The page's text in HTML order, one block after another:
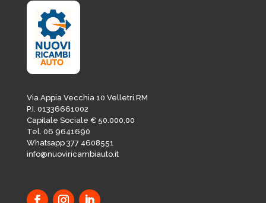
Via Appia Vecchia 10 Velletri RM
P.I. 01336661002
Capitale Sociale € 50.000,00
Tel. 06 9641690
Whatsapp 377 4608551
info@nuoviricambiauto.it